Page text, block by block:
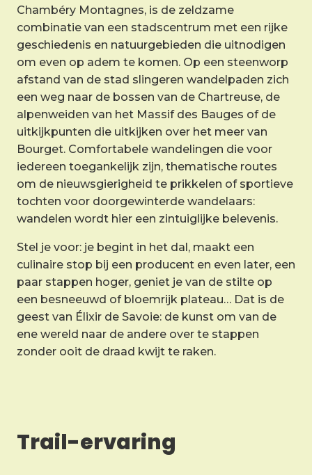
Chambéry Montagnes, is de zeldzame
combinatie van een stadscentrum met een rijke
geschiedenis en natuurgebieden die uitnodigen
om even op adem te komen. Op een steenworp
afstand van de stad slingeren wandelpaden zich
een weg naar de bossen van de Chartreuse, de
alpenweiden van het Massif des Bauges of de
uitkijkpunten die uitkijken over het meer van
Bourget. Comfortabele wandelingen die voor
iedereen toegankelijk zijn, thematische routes
om de nieuwsgierigheid te prikkelen of sportieve
tochten voor doorgewinterde wandelaars:
wandelen wordt hier een zintuiglijke belevenis.
Stel je voor: je begint in het dal, maakt een
culinaire stop bij een producent en even later, een
paar stappen hoger, geniet je van de stilte op
een besneeuwd of bloemrijk plateau… Dat is de
geest van Élixir de Savoie: de kunst om van de
ene wereld naar de andere over te stappen
zonder ooit de draad kwijt te raken.
Trail-ervaring